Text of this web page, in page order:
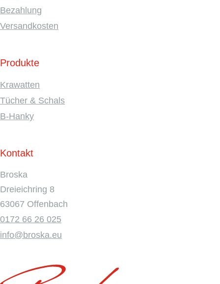
Bezahlung
Versandkosten
Produkte
Krawatten
Tücher & Schals
B-Hanky
Kontakt
Broska
Dreieichring 8
63067 Offenbach
0172 66 26 025
info@broska.eu